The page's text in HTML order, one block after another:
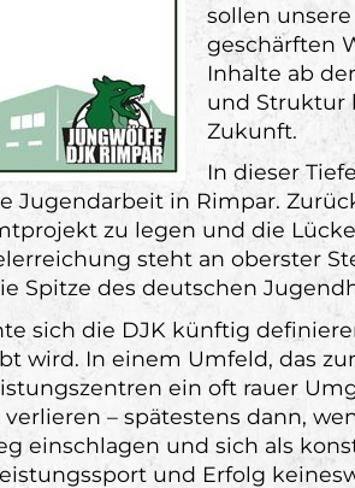
sollen
geschärften
Inhalte ab
und Struktur
Zukunft.
In dieser
Jugendarbeit in Rimpar.
zu legen und die
steht an oberster
Spitze des deutschen
sich die DJK künftig
wird. In einem Umfeld, das
ein oft rauer
verlieren – spätestens dann,
einschlagen und sich als
und Erfolg